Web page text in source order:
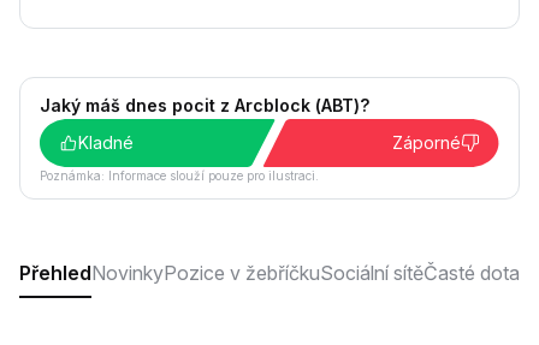
Jaký máš dnes pocit z Arcblock (ABT)?
Kladné
Záporné
Poznámka: Informace slouží pouze pro ilustraci.
PřehledNovinkyPozice v žebříčkuSociální sítěČasté